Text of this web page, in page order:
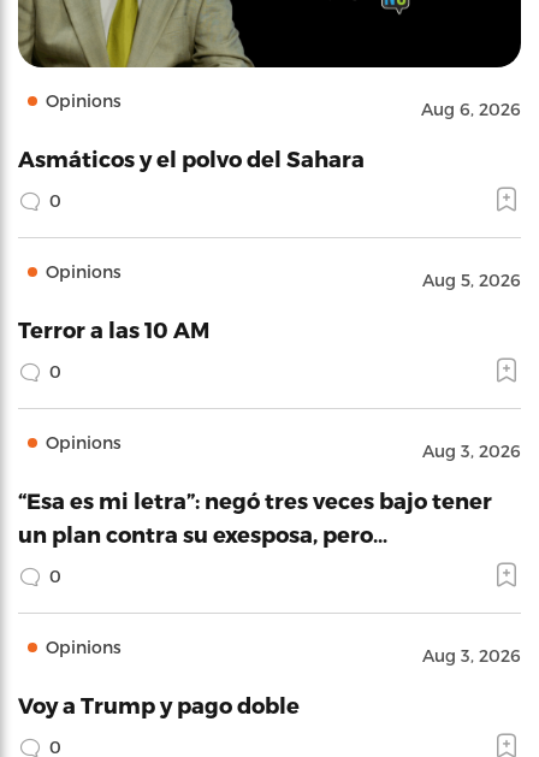
Opinions Aug 6, 2026
Asmáticos y el polvo del Sahara
0
Opinions Aug 5, 2026
Terror a las 10 AM
0
Opinions Aug 3, 2026
“Esa es mi letra”: negó tres veces bajo tener
un plan contra su exesposa, pero…
0
Opinions Aug 3, 2026
Voy a Trump y pago doble
0